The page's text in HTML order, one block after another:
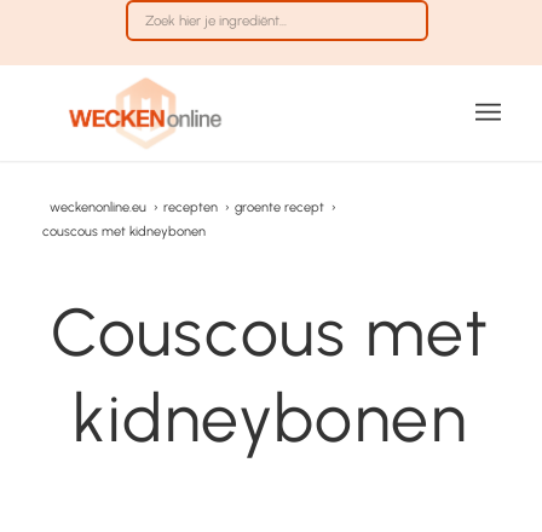
weckenonline.eu › recepten › groente recept ›
couscous met kidneybonen
Couscous met
kidneybonen